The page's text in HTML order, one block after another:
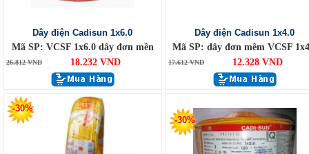
Dây điện Cadisun 1x6.0
Mã SP: VCSF 1x6.0 dây đơn mền
26.812 VND 18.232 VND
Dây điện Cadisun 1x4.0
Mã SP: dây đơn mềm VCSF
17.612 VND 12.328 VND
-30%
-30%